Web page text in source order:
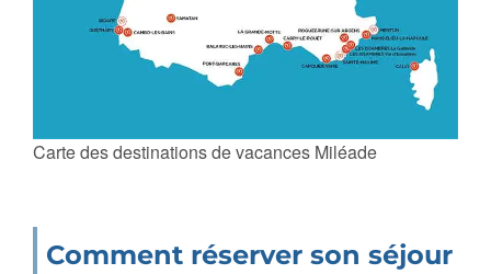
Carte des destinations de vacances Miléade
Comment réserver son séjour